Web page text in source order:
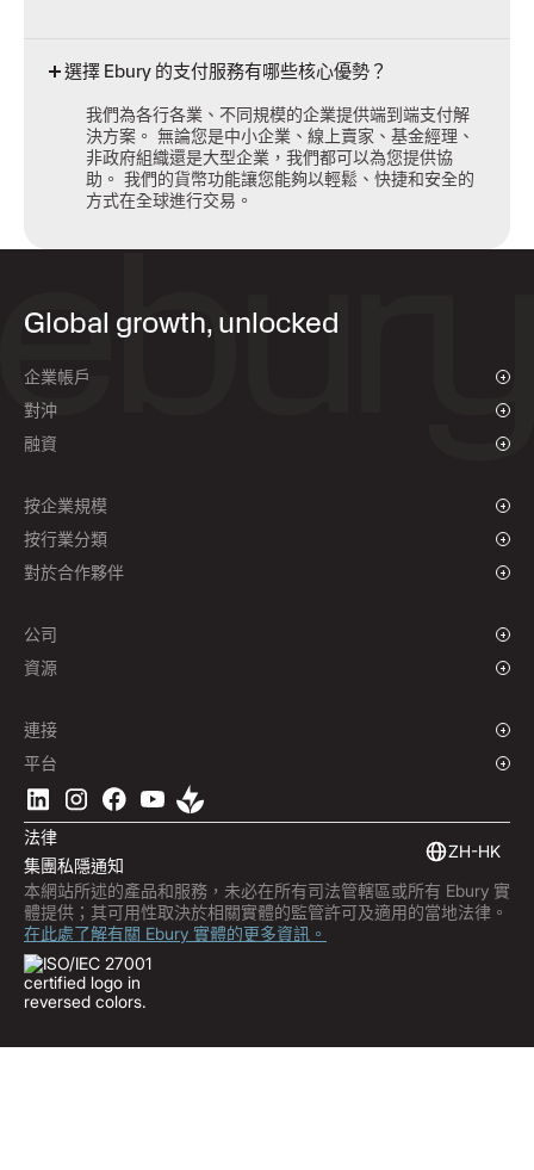
選擇 Ebury 的支付服務有哪些核心優勢？
我們為各行各業、不同規模的企業提供端到端支付解
決方案。 無論您是中小企業、線上賣家、基金經理、
非政府組織還是大型企業，我們都可以為您提供協
助。 我們的貨幣功能讓您能夠以輕鬆、快捷和安全的
方式在全球進行交易。
Global growth, unlocked
企業帳戶
概述
付款與收款
對沖
概述
遠期合約
對沖政策
融資
按企業規模
成長型企業
企業
按行業分類
慈善機構和非政府組織
電子商務
海事
對於合作夥伴
公司
品牌故事
全球辦事處
工作機會
聯絡我們
資源
網誌
支援中心
播客
產品指南
市場洞察
訂閱 Ebury
產品更新
防詐中心
Trust Centre
連接
概述
企業 API
軟件整合
嵌入式金融
平台
下載 Ebury 應用程式
法律
集團私隱通知
ZH-HK
本網站所述的產品和服務，未必在所有司法管轄區或所有 Ebury 實
體提供；其可用性取決於相關實體的監管許可及適用的當地法律。
在此處了解有關 Ebury 實體的更多資訊。